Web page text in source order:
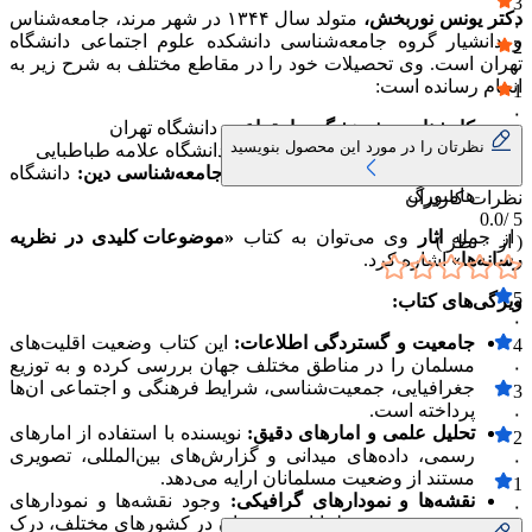
دکتر یونس نوربخش،
متولد سال ۱۳۴۴ در شهر مرند، جامعه‌شناس
و دانشیار گروه جامعه‌شناسی دانشکده علوم اجتماعی دانشگاه
تهران است. وی تحصیلات خود را در مقاطع مختلف به شرح زیر به
انجام رسانده است:
کارشناسی پژوهشگری اجتماعی:دانشگاه تهران
کارشناسی ارشد جامعه‌شناسی: دانشگاه علامه طباطبایی
دکترای جامعه‌شناسی با گرایش جامعه‌شناسی دین: دانشگاه
هامبورگ
از جمله اثار وی می‌توان به کتاب «موضوعات کلیدی در نظریه
رسانه‌ها»اشاره کرد.
ویژگی‌های کتاب:
جامعیت و گستردگی اطلاعات: این کتاب وضعیت اقلیت‌های
مسلمان را در مناطق مختلف جهان بررسی کرده و به توزیع
جغرافیایی، جمعیت‌شناسی، شرایط فرهنگی و اجتماعی ان‌ها
پرداخته است.
تحلیل علمی و امارهای دقیق: نویسنده با استفاده از امارهای
رسمی، داده‌های میدانی و گزارش‌های بین‌المللی، تصویری
مستند از وضعیت مسلمانان ارایه می‌دهد.
نقشه‌ها و نمودارهای گرافیکی: وجود نقشه‌ها و نمودارهای
توزیع جمعیت مسلمانان و شیعیان در کشورهای مختلف، درک
۰
2
۰
1
۰
نظرتان را در مورد این محصول بنویسید
نظرات کاربران
5 /
0.0
( از ۰ نظر )
5
۰
4
۰
3
۰
2
۰
1
۰